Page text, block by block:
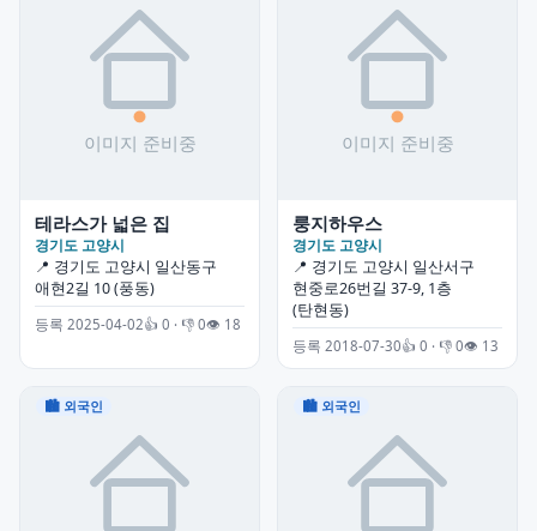
테라스가 넓은 집
경기도 고양시
📍 경기도 고양시 일산동구
애현2길 10 (풍동)
등록 2025-04-02👍 0 · 👎 0👁 18
룽지하우스
경기도 고양시
📍 경기도 고양시 일산서구
현중로26번길 37-9, 1층
(탄현동)
등록 2018-07-30👍 0 · 👎 0👁 13
🏙 외국인 🏙 외국인